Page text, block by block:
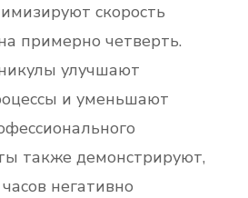
скорость
примерно четверть.
улучшают
и уменьшают
также демонстрируют,
негативно